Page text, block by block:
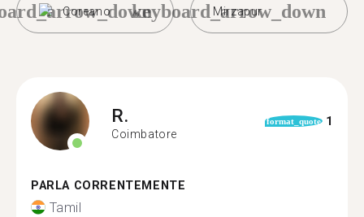
Coreano Mirzapur
keyboard_arrow_down
R.
Coimbatore
format_quote 1
PARLA CORRENTEMENTE
Tamil